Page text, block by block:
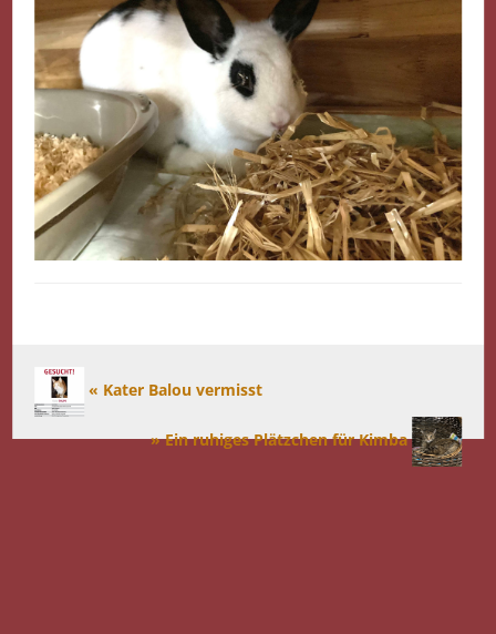
« Kater Balou vermisst
» Ein ruhiges Plätzchen für Kimba